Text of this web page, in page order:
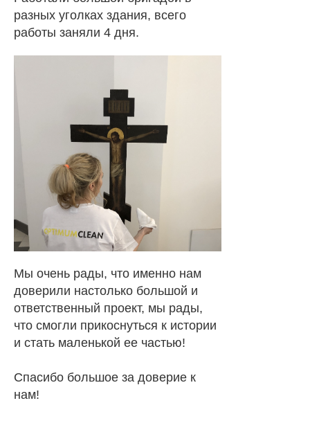
разных уголках здания, всего
работы заняли 4 дня.
Мы очень рады, что именно нам
доверили настолько большой и
ответственный проект, мы рады,
что смогли прикоснуться к истории
и стать маленькой ее частью!
Спасибо большое за доверие к
нам!